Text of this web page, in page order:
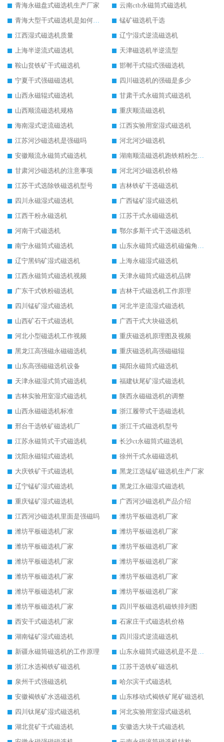
青海永磁盘式磁选机生产厂家
云南ctb永磁筒式磁选机
青海大型干式磁选机是如何选矿的
锰矿磁选机干选
江西湿式磁选机质量
辽宁湿式逆流磁选机
上海半逆流式磁选机
天津磁选机半逆流型
鞍山贫铁矿干式磁选机
邯郸干式辊式强磁选机
宁夏干式强磁磁选机
四川磁选机的强磁是多少
山西永磁辊式磁选机
甘肃干式永磁筒式磁选机
山西顺流磁选机规格
重庆顺流磁选机
海南湿式逆流磁选机
江西实验用室湿式磁选机
江苏河沙磁选机是强磁吗
河北河沙磁选机
安徽顺流永磁筒式磁选机
湖南顺流磁选机跑铁精粉怎么处理
甘肃河沙磁选机的注意事项
河北河沙磁选机价格
江苏干式选除铁磁选机型号
吉林铁矿干选磁选机
四川永磁湿式磁选机
广西锰矿湿式磁选机
江西干粉永磁选机
江苏干式永磁磁选机
河南干式磁选机
鄂尔多斯干式干选磁选机
南宁永磁筒式磁选机
山东永磁筒式磁选机磁偏角怎么调整
辽宁黑钨矿湿式磁选机
上海永磁湿式磁选机
江西永磁筒式磁选机视频
天津永磁筒式磁选机品牌
广东干式铁粉磁选机
吉林干式磁选机工作原理
四川锰矿湿式磁选机
河北半逆流湿式磁选机
山西矿石干式磁选机
广西干式大块磁选机
河北小型磁选机工作视频
重庆磁选机原理图及视频
黑龙江高强磁永磁磁选机
重庆磁选机高强磁磁辊
山东高强磁磁选机设备
揭阳永磁筒式磁选机
天津永磁湿式筒式磁选机
福建钛尾矿湿式磁选机
吉林实验用室湿式磁选机
陕西永磁磁选机的调整
山西永磁磁选机标准
浙江履带式干选磁选机
邢台干选铁矿磁选机厂
浙江干式磁选机型号
江苏永磁筒式干式磁选机
长沙ct永磁筒式磁选机
沈阳永磁辊式磁选机
徐州干式永磁磁选机
大庆铁矿干式磁选机
黑龙江选锰矿磁选机生产厂家
辽宁锰矿湿式磁选机
黑龙江永磁湿式磁选机
重庆锰矿湿式磁选机
广西河沙磁选机产品介绍
江西河沙磁选机里面是强磁吗
潍坊平板磁选机厂家
潍坊平板磁选机厂家
潍坊平板磁选机厂家
潍坊平板磁选机厂家
潍坊平板磁选机厂家
潍坊平板磁选机厂家
潍坊平板磁选机厂家
潍坊平板磁选机厂家
潍坊平板磁选机厂家
潍坊平板磁选机厂家
潍坊平板磁选机厂家
潍坊平板磁选机厂家
四川平板磁选机磁铁排列图
西安干式磁选机厂家
石家庄干式磁选机价格
湖南锰矿湿式磁选机
四川湿式逆流磁选机
新疆永磁筒磁选机的工作原理
山东永磁筒式磁选机是不是强磁
浙江水选褐铁矿磁选机
江苏干选铁矿磁选机
泉州干式强磁选机
哈尔滨干式磁选机
安徽褐铁矿水选磁选机
山东移动式褐铁矿尾矿磁选机
四川钛尾矿湿式磁选机
河北实验用室湿式磁选机
湖北贫矿干式磁选机
安徽选大块干式磁选机